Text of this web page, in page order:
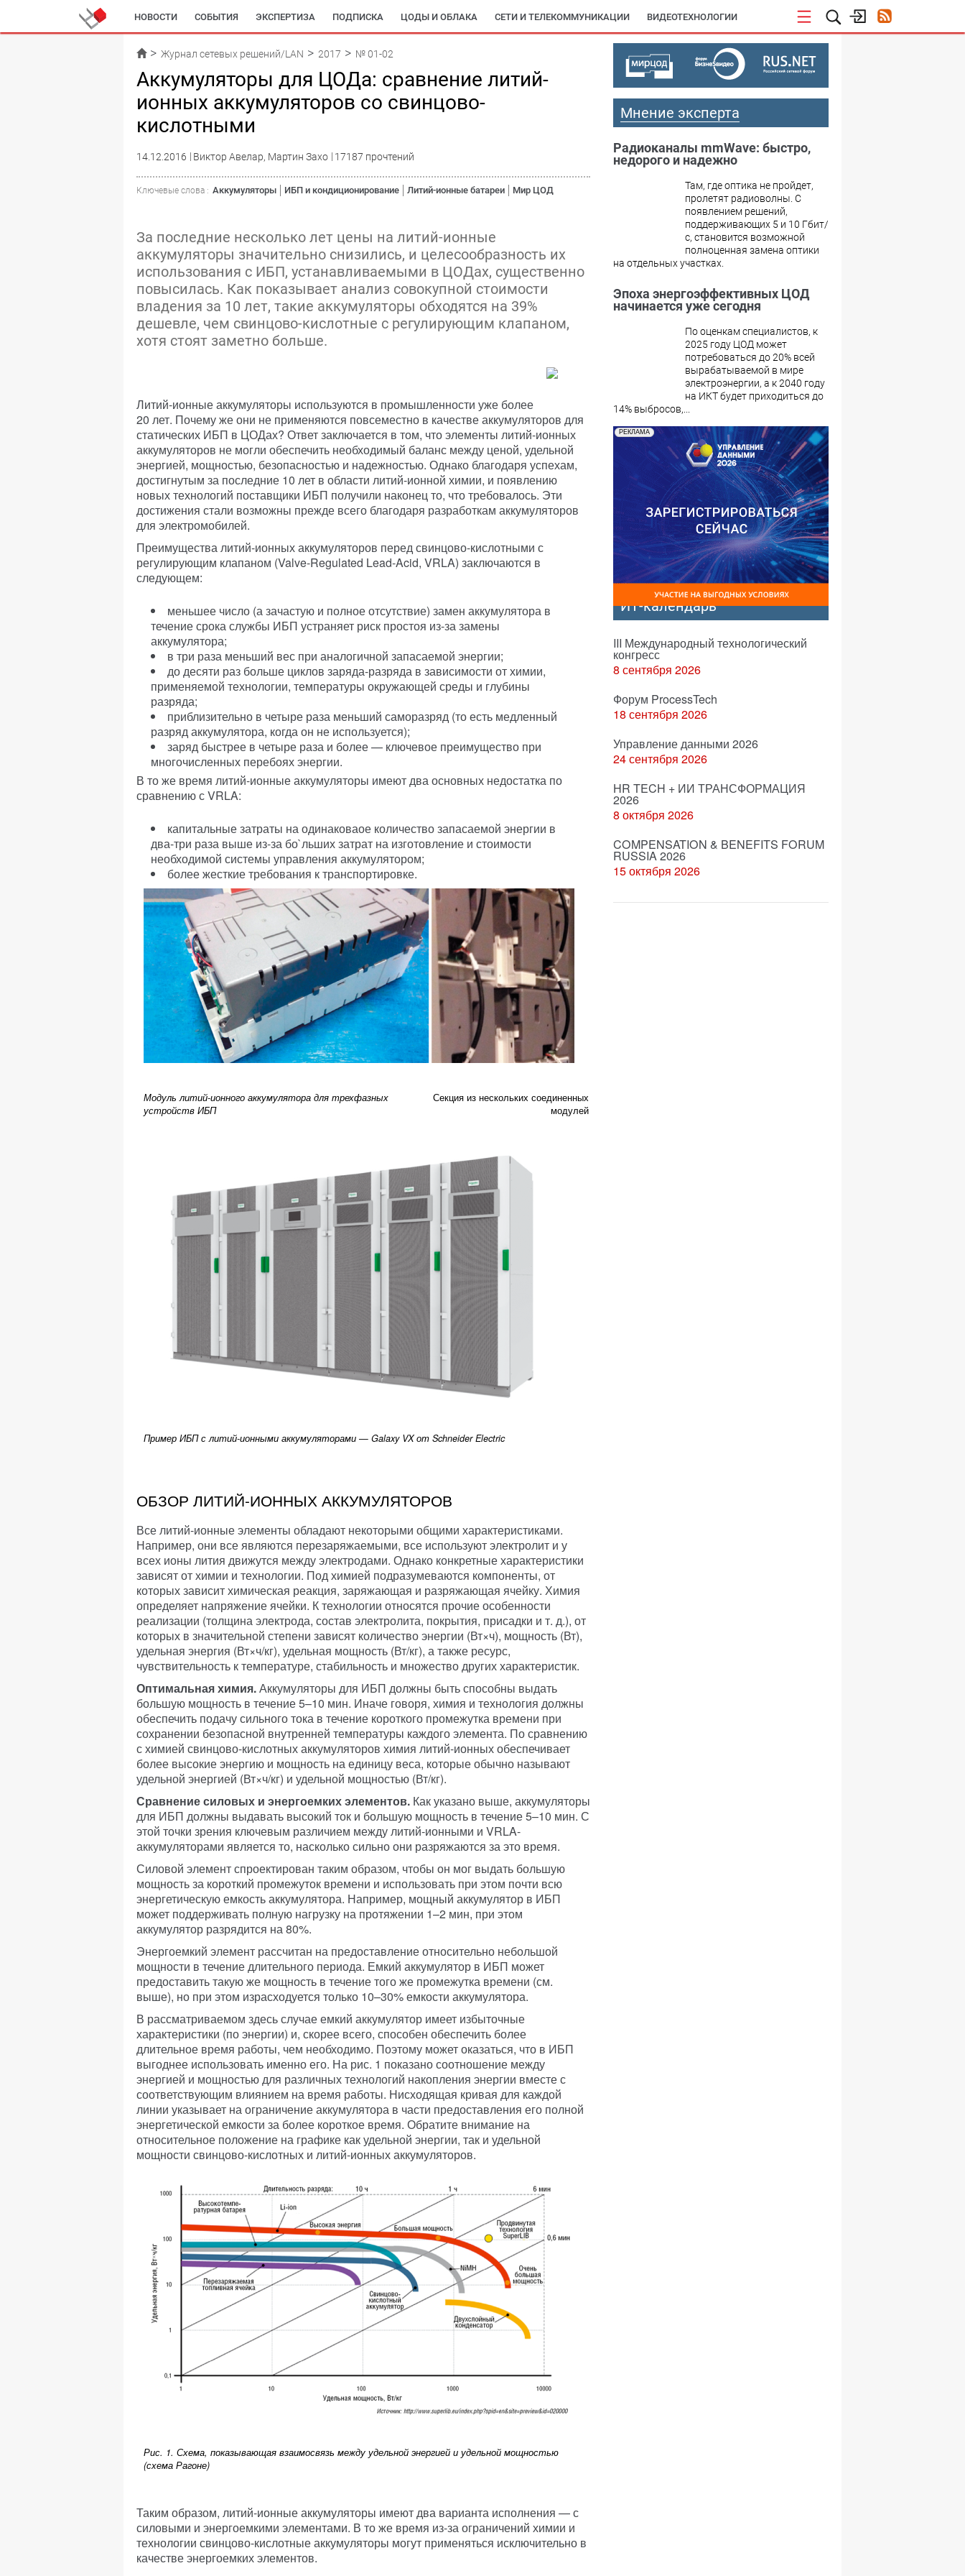
НОВОСТИ СОБЫТИЯ ЭКСПЕРТИЗА ПОДПИСКА ЦОДЫ И ОБЛАКА СЕТИ И ТЕЛЕКОММУНИКАЦИИ ВИДЕОТЕХНОЛОГИИ
Журнал сетевых решений/LAN 2017 № 01-02
Аккумуляторы для ЦОДа: сравнение литий-
ионных аккумуляторов со свинцово-
кислотными
14.12.2016 Виктор Авелар, Мартин Захо 17187 прочтений
Ключевые слова : Аккумуляторы ИБП и кондиционирование Литий-ионные батареи Мир ЦОД
За последние несколько лет цены на литий-ионные
аккумуляторы значительно снизились, и целесообразность их
использования с ИБП, устанавливаемыми в ЦОДах, существенно
повысилась. Как показывает анализ совокупной стоимости
владения за 10 лет, такие аккумуляторы обходятся на 39%
дешевле, чем свинцово-кислотные с регулирующим клапаном,
хотя стоят заметно больше.
Литий-ионные аккумуляторы используются в промышленности уже более
20 лет. Почему же они не применяются повсеместно в качестве аккумуляторов для
статических ИБП в ЦОДах? Ответ заключается в том, что элементы литий-ионных
аккумуляторов не могли обеспечить необходимый баланс между ценой, удельной
энергией, мощностью, безопасностью и надежностью. Однако благодаря успехам,
достигнутым за последние 10 лет в области литий-ионной химии, и появлению
новых технологий поставщики ИБП получили наконец то, что требовалось. Эти
достижения стали возможны прежде всего благодаря разработкам аккумуляторов
для электромобилей.
Преимущества литий-ионных аккумуляторов перед свинцово-кислотными с
регулирующим клапаном (Valve-Regulated Lead-Acid, VRLA) заключаются в
следующем:
меньшее число (а зачастую и полное отсутствие) замен аккумулятора в
течение срока службы ИБП устраняет риск простоя из-за замены
аккумулятора;
в три раза меньший вес при аналогичной запасаемой энергии;
до десяти раз больше циклов заряда-разряда в зависимости от химии,
применяемой технологии, температуры окружающей среды и глубины
разряда;
приблизительно в четыре раза меньший саморазряд (то есть медленный
разряд аккумулятора, когда он не используется);
заряд быстрее в четыре раза и более — ключевое преимущество при
многочисленных перебоях энергии.
В то же время литий-ионные аккумуляторы имеют два основных недостатка по
сравнению с VRLA:
капитальные затраты на одинаковаое количество запасаемой энергии в
два-три раза выше из-за бо`льших затрат на изготовление и стоимости
необходимой системы управления аккумулятором;
более жесткие требования к транспортировке.
Модуль литий-ионного аккумулятора для трехфазных
устройств ИБП
Секция из нескольких соединенных
модулей
Пример ИБП с литий-ионными аккумуляторами — Galaxy VX от Schneider Electric
ОБЗОР ЛИТИЙ-ИОННЫХ АККУМУЛЯТОРОВ
Все литий-ионные элементы обладают некоторыми общими характеристиками.
Например, они все являются перезаряжаемыми, все используют электролит и у
всех ионы лития движутся между электродами. Однако конкретные характеристики
зависят от химии и технологии. Под химией подразумеваются компоненты, от
которых зависит химическая реакция, заряжающая и разряжающая ячейку. Химия
определяет напряжение ячейки. К технологии относятся прочие особенности
реализации (толщина электрода, состав электролита, покрытия, присадки и т. д.), от
которых в значительной степени зависят количество энергии (Вт×ч), мощность (Вт),
удельная энергия (Вт×ч/кг), удельная мощность (Вт/кг), а также ресурс,
чувствительность к температуре, стабильность и множество других характеристик.
Оптимальная химия.Аккумуляторы для ИБП должны быть способны выдать
большую мощность в течение 5–10 мин. Иначе говоря, химия и технология должны
обеспечить подачу сильного тока в течение короткого промежутка времени при
сохранении безопасной внутренней температуры каждого элемента. По сравнению
с химией свинцово-кислотных аккумуляторов химия литий-ионных обеспечивает
более высокие энергию и мощность на единицу веса, которые обычно называют
удельной энергией (Вт×ч/кг) и удельной мощностью (Вт/кг).
Сравнение силовых и энергоемких элементов. Как указано выше, аккумуляторы
для ИБП должны выдавать высокий ток и большую мощность в течение 5–10 мин. С
этой точки зрения ключевым различием между литий-ионными и VRLA-
аккумуляторами является то, насколько сильно они разряжаются за это время.
Силовой элемент спроектирован таким образом, чтобы он мог выдать большую
мощность за короткий промежуток времени и использовать при этом почти всю
энергетическую емкость аккумулятора. Например, мощный аккумулятор в ИБП
может поддерживать полную нагрузку на протяжении 1–2 мин, при этом
аккумулятор разрядится на 80%.
Энергоемкий элемент рассчитан на предоставление относительно небольшой
мощности в течение длительного периода. Емкий аккумулятор в ИБП может
предоставить такую же мощность в течение того же промежутка времени (см.
выше), но при этом израсходуется только 10–30% емкости аккумулятора.
В рассматриваемом здесь случае емкий аккумулятор имеет избыточные
характеристики (по энергии) и, скорее всего, способен обеспечить более
длительное время работы, чем необходимо. Поэтому может оказаться, что в ИБП
выгоднее использовать именно его. На рис. 1 показано соотношение между
энергией и мощностью для различных технологий накопления энергии вместе с
соответствующим влиянием на время работы. Нисходящая кривая для каждой
линии указывает на ограничение аккумулятора в части предоставления его полной
энергетической емкости за более короткое время. Обратите внимание на
относительное положение на графике как удельной энергии, так и удельной
мощности свинцово-кислотных и литий-ионных аккумуляторов.
Рис. 1. Схема, показывающая взаимосвязь между удельной энергией и удельной мощностью
(схема Рагоне)
Таким образом, литий-ионные аккумуляторы имеют два варианта исполнения — с
силовыми и энергоемкими элементами. В то же время из-за ограничений химии и
технологии свинцово-кислотные аккумуляторы могут применяться исключительно в
качестве энергоемких элементов.
Мнение эксперта
Радиоканалы mmWave: быстро,
недорого и надежно
Там, где оптика не пройдет,
пролетят радиоволны. С
появлением решений,
поддерживающих 5 и 10 Гбит/
с, становится возможной
полноценная замена оптики
на отдельных участках.
Эпоха энергоэффективных ЦОД
начинается уже сегодня
По оценкам специалистов, к
2025 году ЦОД может
потребоваться до 20% всей
вырабатываемой в мире
электроэнергии, а к 2040 году
на ИКТ будет приходиться до
14% выбросов,...
РЕКЛАМА
ИТ-календарь
III Международный технологический
конгресс
8 сентября 2026
Форум ProcessTech
18 сентября 2026
Управление данными 2026
24 сентября 2026
HR TECH + ИИ ТРАНСФОРМАЦИЯ
2026
8 октября 2026
COMPENSATION & BENEFITS FORUM
RUSSIA 2026
15 октября 2026